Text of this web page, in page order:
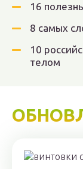
16
8 самых
10
телом